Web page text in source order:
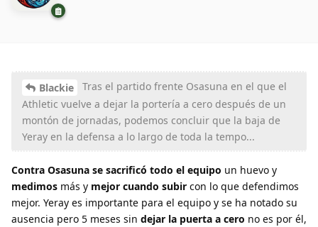
Blackie
Tras el partido frente Osasuna en el que el
Athletic vuelve a dejar la portería a cero después de un
montón de jornadas, podemos concluir que la baja de
Yeray en la defensa a lo largo de toda la tempo...
Contra Osasuna se sacrificó todo el equipo un huevo y
medimos más y mejor cuando subir con lo que defendimos
mejor. Yeray es importante para el equipo y se ha notado su
ausencia pero 5 meses sin dejar la puerta a cero no es por él,